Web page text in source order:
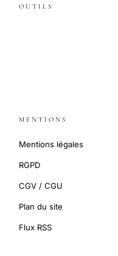
OUTILS
MENTIONS
Mentions légales
RGPD
CGV / CGU
Plan du site
Flux RSS